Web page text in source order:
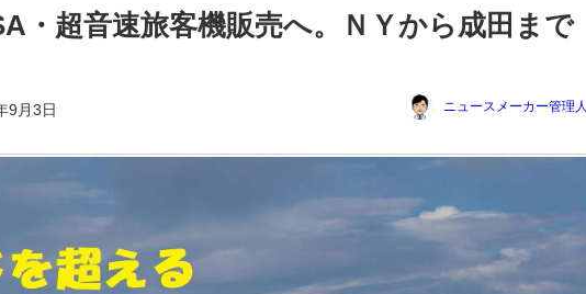
・超音速旅客機販売へ。ＮＹから成田まで
9月3日 ニュースメーカー管理人